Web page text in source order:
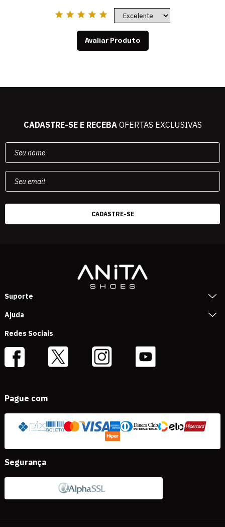
Avaliar Produto
CADASTRE-SE E RECEBAOFERTAS EXCLUSIVAS
Suporte
Ajuda
Redes Sociais
Pague com
Segurança